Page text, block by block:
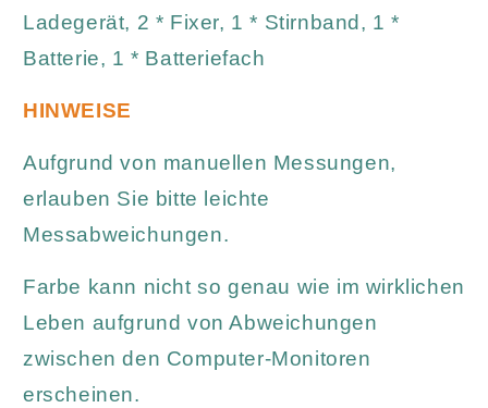
Ladegerät, 2 * Fixer, 1 * Stirnband, 1 *
Batterie, 1 * Batteriefach
HINWEISE
Aufgrund von manuellen Messungen,
erlauben Sie bitte leichte
Messabweichungen.
Farbe kann nicht so genau wie im wirklichen
Leben aufgrund von Abweichungen
zwischen den Computer-Monitoren
erscheinen.